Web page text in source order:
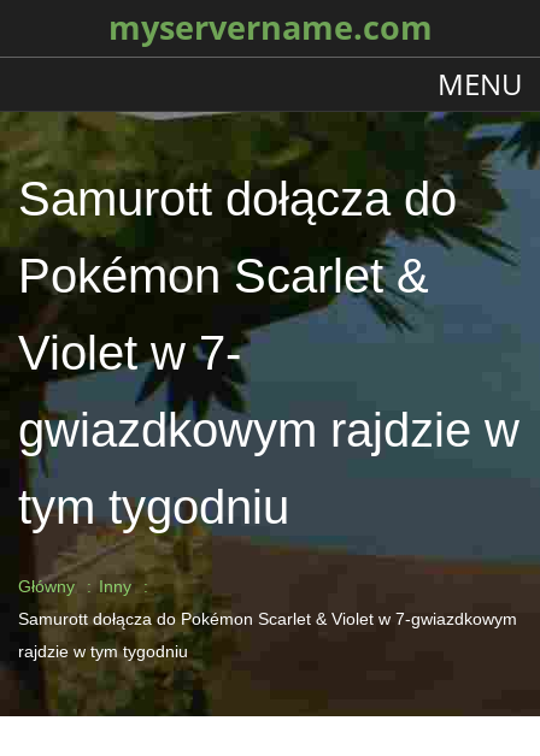
myservername.com
MENU
Samurott dołącza do
Pokémon Scarlet &
Violet w 7-
gwiazdkowym rajdzie w
tym tygodniu
Główny
Inny
Samurott dołącza do Pokémon Scarlet & Violet w 7-gwiazdkowym
rajdzie w tym tygodniu